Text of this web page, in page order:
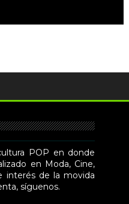
POP en donde
en Moda, Cine,
interés de la movida
síguenos.